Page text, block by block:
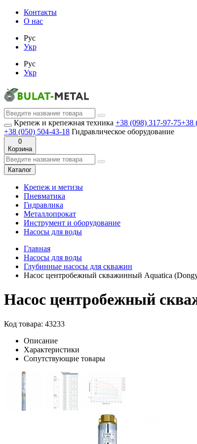
Контакты
О нас
Рус
Укр
Рус
Укр
Крепеж и крепежная техника +38 (098) 317-97-75+38
+38 (050) 504-43-18 Гидравлическое оборудование
0
Корзина
Каталог
Крепеж и метизы
Пневматика
Гидравлика
Металлопрокат
Инструмент и оборудование
Насосы для воды
Главная
Насосы для воды
Глубинные насосы для скважин
Насос центробежный скважинный Aquatica
Насос центробежный
Код товара: 43233
Описание
Характеристики
Сопутствующие товары